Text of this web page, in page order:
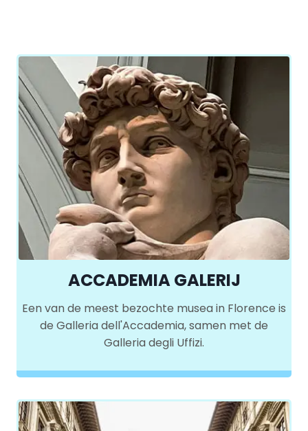
ACCADEMIA GALERIJ
Een van de meest bezochte musea in Florence is
de Galleria dell'Accademia, samen met de
Galleria degli Uffizi.